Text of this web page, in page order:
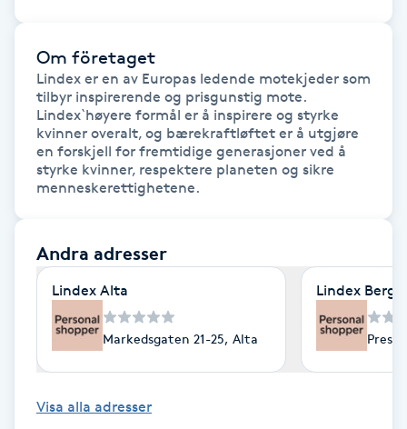
Extensions borttagning
Eyeliner-tatuering
Face framing
Faceliftmassage
Fet hårbotten
Fettreducering
Fibromassage
Om företaget
Lindex er en av Europas ledende motekjeder som
tilbyr inspirerende og prisgunstig mote.
Lindex`høyere formål er å inspirere og styrke
kvinner overalt, og bærekraftløftet er å utgjøre
en forskjell for fremtidige generasjoner ved å
styrke kvinner, respektere planeten og sikre
menneskerettighetene.
Andra adresser
Lindex Alta
Markedsgaten 21-25, Alta
Lindex
Visa alla adresser